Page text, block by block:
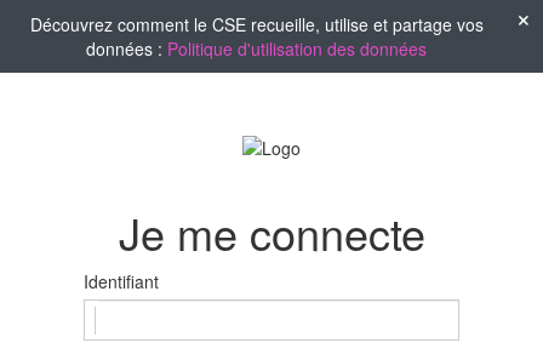
Découvrez comment le CSE recueille, utilise et partage vos
données : Politique d'utilisation des données
Je me connecte
Identifiant